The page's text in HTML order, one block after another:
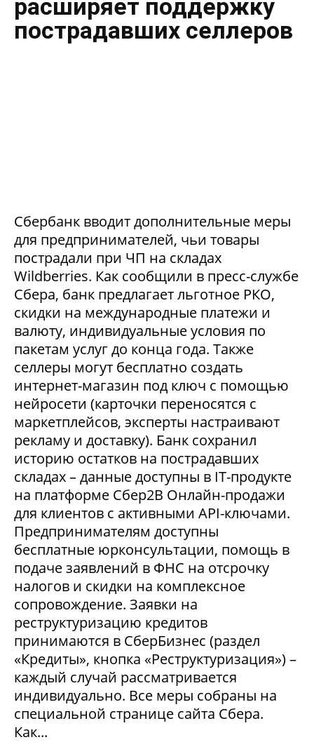
расширяет поддержку
пострадавших селлеров
Сбербанк вводит дополнительные меры
для предпринимателей, чьи товары
пострадали при ЧП на складах
Wildberries. Как сообщили в пресс-службе
Сбера, банк предлагает льготное РКО,
скидки на международные платежи и
валюту, индивидуальные условия по
пакетам услуг до конца года. Также
селлеры могут бесплатно создать
интернет-магазин под ключ с помощью
нейросети (карточки переносятся с
маркетплейсов, эксперты настраивают
рекламу и доставку). Банк сохранил
историю остатков на пострадавших
складах – данные доступны в IT-продукте
на платформе Сбер2В Онлайн-продажи
для клиентов с активными API-ключами.
Предпринимателям доступны
бесплатные юрконсультации, помощь в
подаче заявлений в ФНС на отсрочку
налогов и скидки на комплексное
сопровождение. Заявки на
реструктуризацию кредитов
принимаются в СберБизнес (раздел
«Кредиты», кнопка «Реструктуризация») –
каждый случай рассматривается
индивидуально. Все меры собраны на
специальной странице сайта Сбера.
Как...